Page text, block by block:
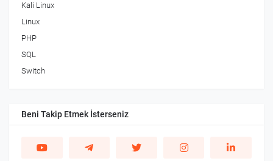
Kali Linux
Linux
PHP
SQL
Switch
Beni Takip Etmek İsterseniz